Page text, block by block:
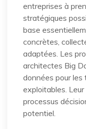
entreprises à
stratégiques
base
concrètes,
adaptées. Les
architectes Big
données pour
exploitables.
processus
potentiel.